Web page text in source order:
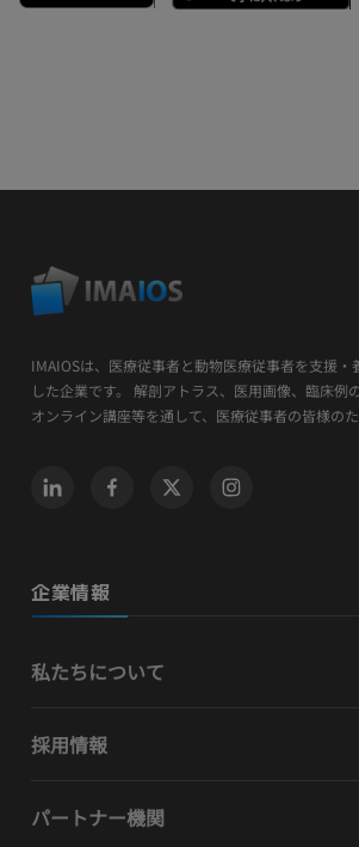
IMAIOSは、医療従事者と動物医療従事者を支援・
した企業です。 解剖アトラス、医用画像、臨床例
オンライン講座等を通して、医療従事者の皆様の
企業情報
私たちについて
採用情報
パートナー機関